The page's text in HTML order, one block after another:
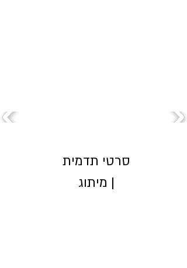
סרטי תדמית
| מיתוג